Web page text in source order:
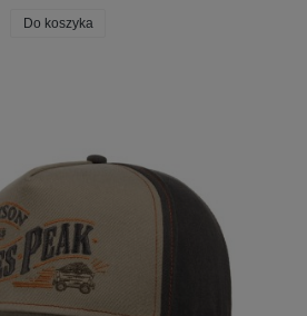
Do koszyka